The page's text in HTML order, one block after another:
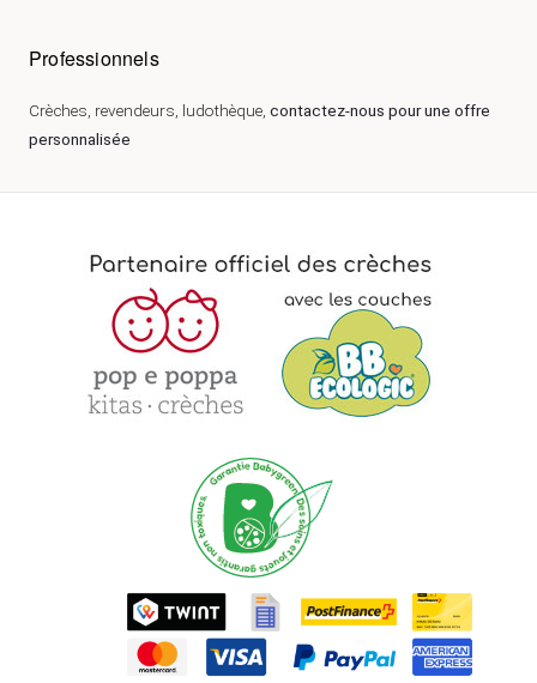
Professionnels
Crèches, revendeurs, ludothèque, contactez-nous pour une offre
personnalisée